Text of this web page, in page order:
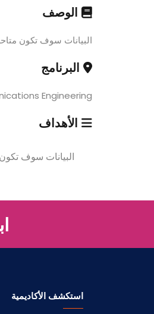
الوصف
البيانات سوف تكون
البرنامج
Engineering
الأهداف
البيانات سوف
استكشف الأكاديمية